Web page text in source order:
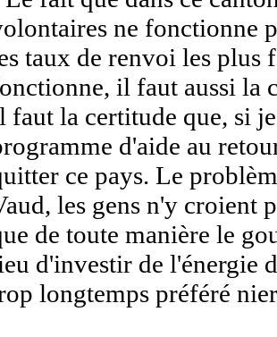
ne fonctionne
taux de renvoi les plus
il faut aussi la
faut la certitude que, si
d'aide au
ce pays. Le
les gens n'y croient
de toute manière le
d'investir de l'énergie
longtemps préféré